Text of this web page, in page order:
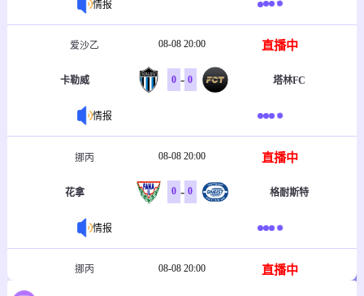
情报
爱沙乙 08-08 20:00 直播中
卡勒威 0 - 0 塔林FC
情报
挪丙 08-08 20:00 直播中
花拿 0 - 0 格耐斯特
情报
挪丙 08-08 20:00 直播中